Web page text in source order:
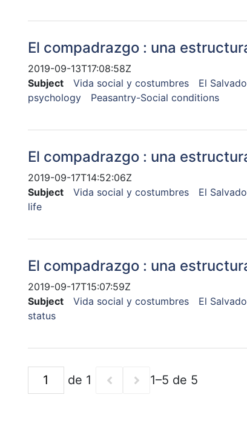
El compadrazgo : una
2019-09-13T17:08:58Z
Subject
Vida social y costumbres El
psychology
Peasantry-Social conditions
El compadrazgo : una
2019-09-17T14:52:06Z
Subject
Vida social y costumbres El
life
El compadrazgo : una
2019-09-17T15:07:59Z
Subject
Vida social y costumbres El
status
de 1 1–5 de 5